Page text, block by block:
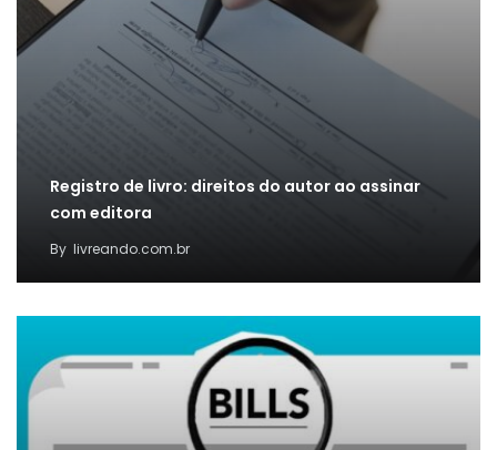
Registro de livro: direitos do autor ao assinar
com editora
By livreando.com.br